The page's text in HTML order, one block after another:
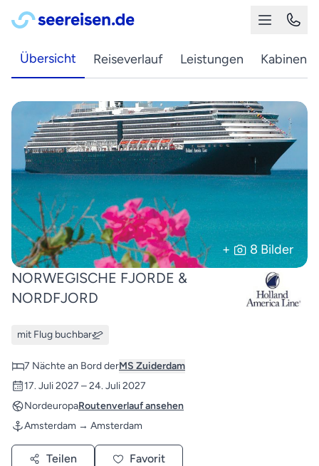
Übersicht Reiseverlauf Leistungen Kabinen
+ 8 Bilder
NORWEGISCHE FJORDE &
NORDFJORD
mit Flug buchbar
7 Nächte an Bord derMS Zuiderdam
17. Juli 2027 – 24. Juli 2027
NordeuropaRoutenverlauf ansehen
Amsterdam → Amsterdam
Teilen Favorit